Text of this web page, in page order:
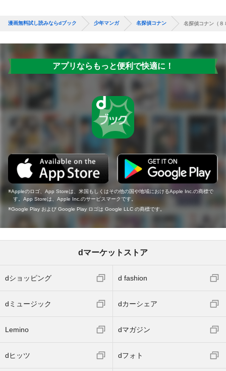
漫画無料試し読みならdブック 少年マンガ 名探偵コナン 名探偵コナン（８
アプリならもっと便利で快適に！
Appleのロゴ、App Storeは、米国もしくはその他の国や地域におけるApple Inc.の商標で
す。App Storeは、Apple Inc.のサービスマークです。
Google Play および Google Play ロゴは Google LLC の商標です。
dマーケットストア
dショッピング d fashion
dミュージック dカーシェア
Lemino dマガジン
dヒッツ dフォト